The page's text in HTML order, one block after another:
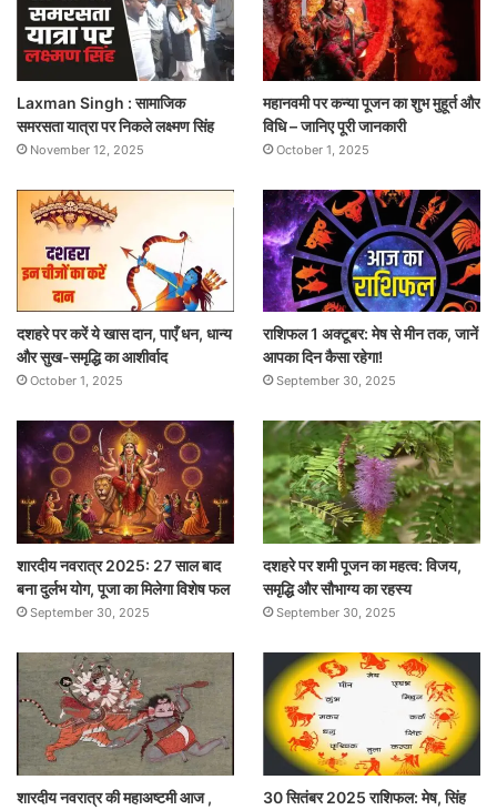
Laxman Singh : सामाजिक
समरसता यात्रा पर निकले लक्ष्मण सिंह
November 12, 2025
महानवमी पर कन्या पूजन का शुभ मुहूर्त और
विधि – जानिए पूरी जानकारी
October 1, 2025
दशहरे पर करें ये खास दान, पाएँ धन, धान्य
और सुख-समृद्धि का आशीर्वाद
October 1, 2025
राशिफल 1 अक्टूबर: मेष से मीन तक, जानें
आपका दिन कैसा रहेगा!
September 30, 2025
शारदीय नवरात्र 2025: 27 साल बाद
बना दुर्लभ योग, पूजा का मिलेगा विशेष फल
September 30, 2025
दशहरे पर शमी पूजन का महत्व: विजय,
समृद्धि और सौभाग्य का रहस्य
September 30, 2025
शारदीय नवरात्र की महाअष्टमी आज , 30 सितंबर 2025 राशिफल: मेष, सिंह